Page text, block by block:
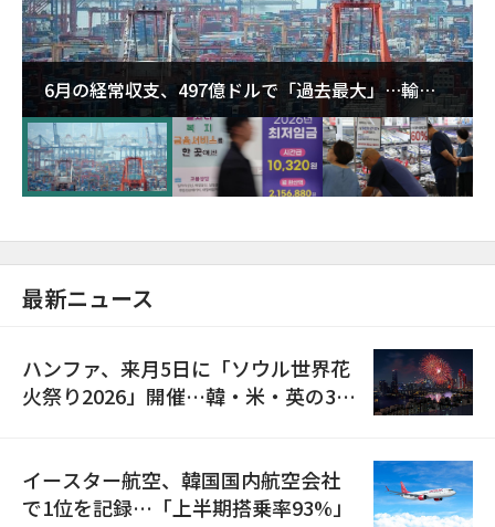
6月の経常収支、497億ドルで「過去最大」…輸出
が初の1000億ドル突破
最新ニュース
ハンファ、来月5日に「ソウル世界花
火祭り2026」開催…韓・米・英の3カ
イースター航空、韓国国内航空会社
で1位を記録…「上半期搭乗率93%」